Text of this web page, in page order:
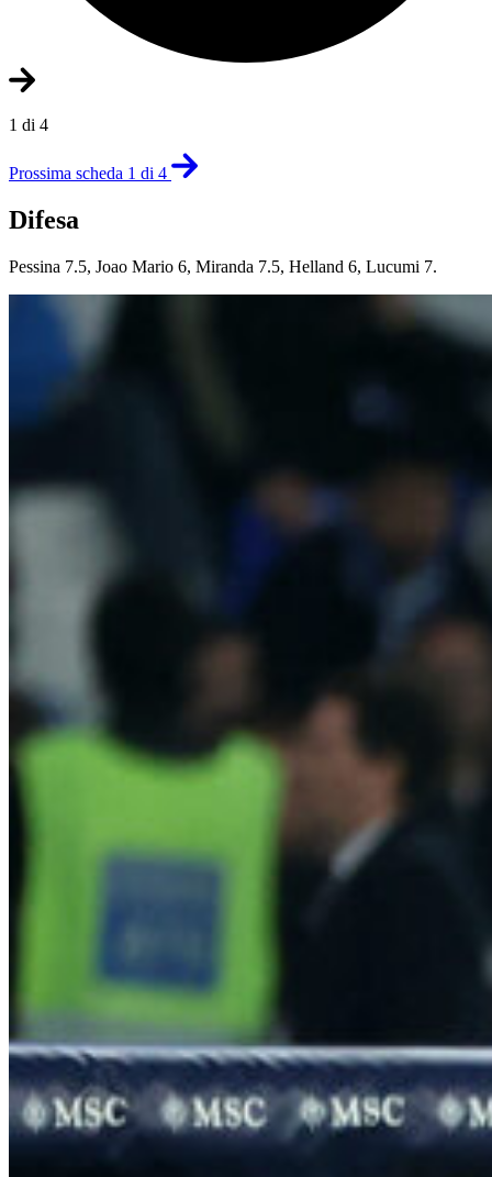
1 di 4
Prossima scheda 1 di 4
Difesa
Pessina 7.5, Joao Mario 6, Miranda 7.5, Helland 6, Lucumi 7.